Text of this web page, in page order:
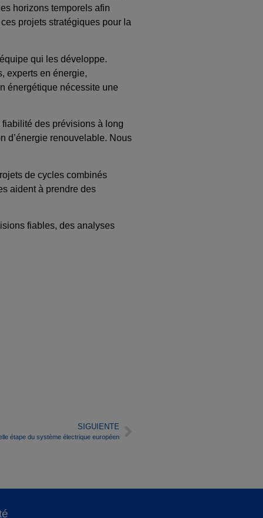
horizons temporels afin
projets stratégiques pour la
qui les développe.
experts en énergie,
énergétique nécessite une
des prévisions à long
d’énergie renouvelable. Nous
de cycles combinés
aident à prendre des
fiables, des analyses
SIGUIENTE
étape du système électrique européen